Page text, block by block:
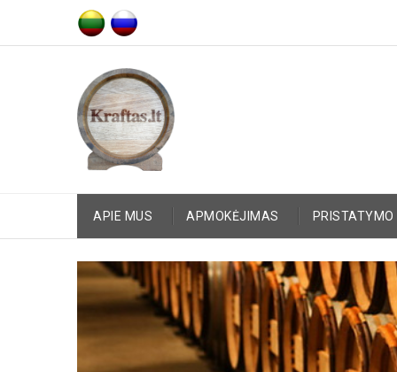
APIE MUS APMOKĖJIMAS PRISTATYMO